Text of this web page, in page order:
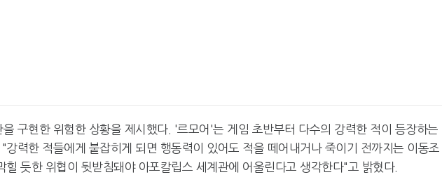
구현한 위험한 상황을 제시했다. '르모어'는 게임 초반부터 다수의 강력한 적이 등장하는
강력한 적들에게 붙잡히게 되면 행동력이 있어도 적을 떼어내거나 죽이기 전까지는 이동조
듯한 위협이 뒷받침돼야 아포칼립스 세계관에 어울린다고 생각한다"고 밝혔다.